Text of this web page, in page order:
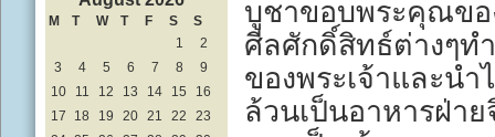
M T W T F S
S
1
2
3
4 5 6 7 8
9
10
11 12 13 14 15
16
17
18 19 20 21 22
23
บูชาขอบพระคุณขอ
ศีลศักดิ์สิทธ์ต่างๆท
ของพระเจ้าและน
ล้วนเป็นอาหารฝ่า